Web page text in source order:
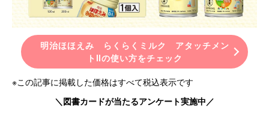
明治ほほえみ らくらくミルク アタッチメン
トⅡの使い方をチェック
※この記事に掲載した価格はすべて税込表示です
＼図書カードが当たるアンケート実施中／